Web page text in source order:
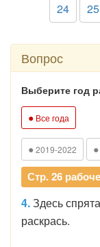
24 25
Вопрос
Выберите год
● Все года
● 2019-2022 ●
Стр. 26
4.Здесь
раскрась.